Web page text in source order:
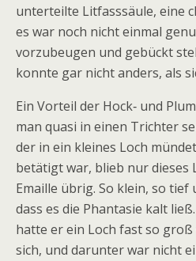
unterteilte Litfasssäule, eine
es war noch nicht einmal
vorzubeugen und gebückt
konnte gar nicht anders, als
Ein Vorteil der Hock‑ und
man quasi in einen Trichter
der in ein kleines Loch
betätigt war, blieb nur dieses
Emaille übrig. So klein, so
dass es die Phantasie kalt
hatte er ein Loch fast so
sich, und darunter war nicht